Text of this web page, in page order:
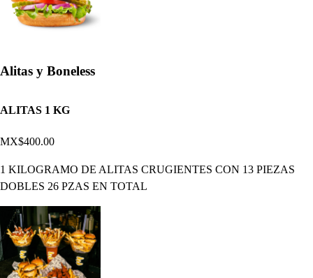
Alitas y Boneless
ALITAS 1 KG
MX$400.00
1 KILOGRAMO DE ALITAS CRUGIENTES CON 13 PIEZAS
DOBLES 26 PZAS EN TOTAL